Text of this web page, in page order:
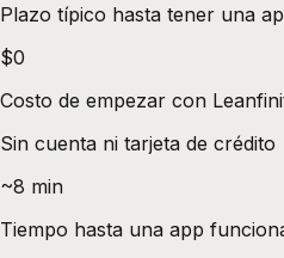
Plazo típico hasta tener una
$0
Costo de empezar con
Sin cuenta ni tarjeta de crédito
~8 min
Tiempo hasta una app